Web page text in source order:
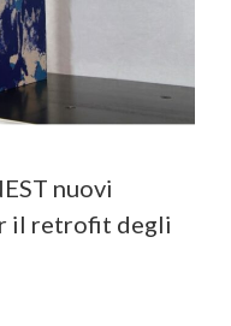
nuovi
il retrofit degli